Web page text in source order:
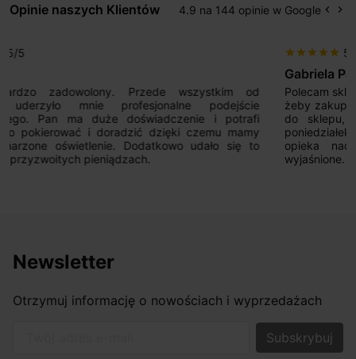
Opinie naszych Klientów 4.9 na 144 opinie w Google keyboard_arrow_left keyboard_arrow_right
star
Polecam sklep internetowy SalonLED. Zależało mi na czasie
żeby zakupić system szyn Multiline, w piątek zadzwoniłam
do sklepu, otrzymałam szczegółową ofertę, a już w
poniedziałek towar był u mnie.Super obsługa i świetna
opieka nad klientem – wszystko zostało dokładnie
wyjaśnione. Na pewno wrócę w przyszłości!
Newsletter
Otrzymuj informację o nowościach i wyprzedażach